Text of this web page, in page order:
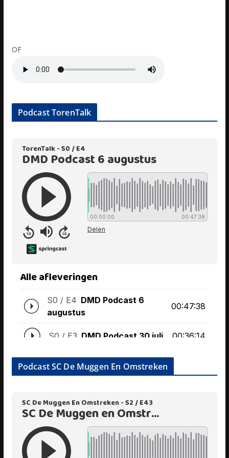
OF
Podcast TorenTalk
Podcast SC De Muggen En Omstreken